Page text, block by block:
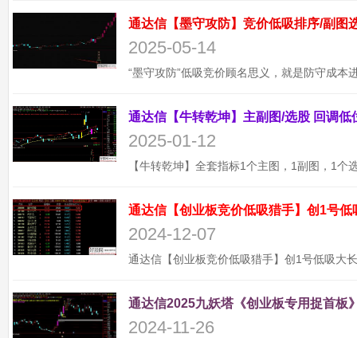
2025-05-14
2025-01-12
通达信【创业板竞价低吸猎手】创1号
2024-12-07
通达信2025九妖塔《创业板专用捉首板
2024-11-26